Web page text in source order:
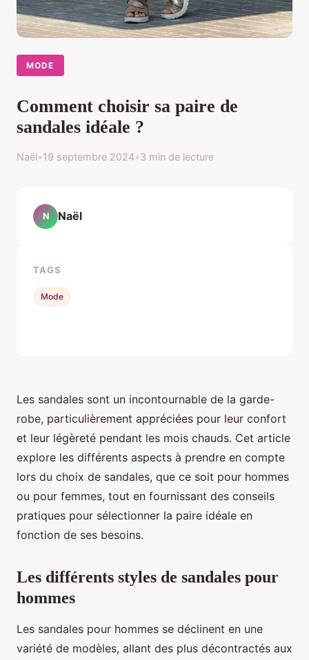
MODE
Comment choisir sa paire de
sandales idéale ?
Naël•19 septembre 2024•3 min de lecture
Les sandales sont un incontournable de la garde-
robe, particulièrement appréciées pour leur confort
et leur légèreté pendant les mois chauds. Cet article
explore les différents aspects à prendre en compte
lors du choix de sandales, que ce soit pour hommes
ou pour femmes, tout en fournissant des conseils
pratiques pour sélectionner la paire idéale en
fonction de ses besoins.
Les différents styles de sandales pour
hommes
Les sandales pour hommes se déclinent en une
variété de modèles, allant des plus décontractés aux
N Naël
TAGS
Mode